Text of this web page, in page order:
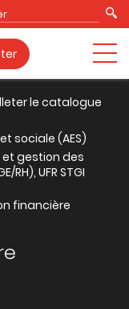
le catalogue
sociale (AES)
et gestion des
UFR STGI
financière